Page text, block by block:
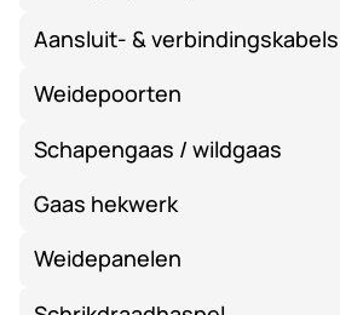
Aansluit- & verbindingskabels
Weidepoorten
Schapengaas / wildgaas
Gaas hekwerk
Weidepanelen